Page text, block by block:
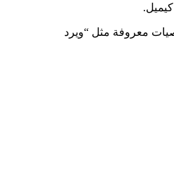
معروفة مثل “ويرد